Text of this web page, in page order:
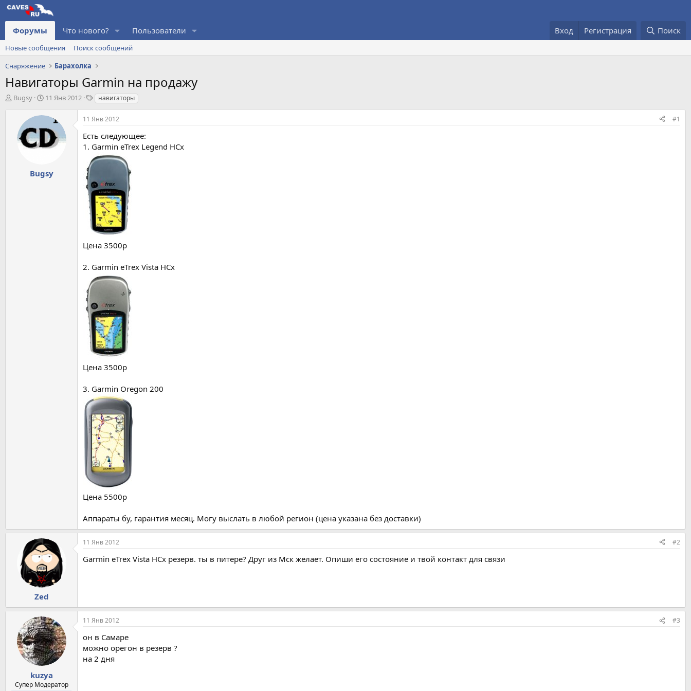
Форумы Что нового? Пользователи Вход Регистрация Поиск
Новые сообщения
Поиск сообщений
Снаряжение
Барахолка
Навигаторы Garmin на продажу
А
Bugsy
Д
т
н
а
л
11 Янв 2012
Т
г
и
навигаторы
Bugsy
11 Янв 2012 #1
Есть следующее:
1. Garmin eTrex Legend HCx
Цена 3500р
2. Garmin eTrex Vista HCx
Цена 3500р
3. Garmin Oregon 200
Цена 5500р
Аппараты бу, гарантия месяц. Могу выслать в любой регион (цена указана без доставки)
Zed
11 Янв 2012 #2
Garmin eTrex Vista HCx резерв. ты в питере? Друг из Мск желает. Опиши его состояние и твой контакт для связи
kuzya
Супер Модератор
11 Янв 2012 #3
он в Самаре
можно орегон в резерв ?
на 2 дня